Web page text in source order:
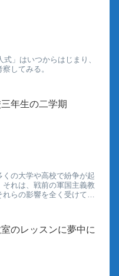
」はいつからはじまり、
してみる。
生の二学期
の大学や高校で紛争が起
れは、戦前の軍国主義教
らの影響を全く受けてい
のレッスンに夢中に